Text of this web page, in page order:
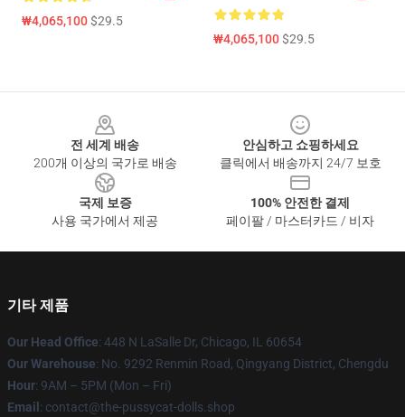
₩4,065,100$29.5
₩4,065,100$29.5
전 세계 배송
200개 이상의 국가로 배송
안심하고 쇼핑하세요
클릭에서 배송까지 24/7 보호
국제 보증
사용 국가에서 제공
100% 안전한 결제
페이팔 / 마스터카드 / 비자
기타 제품
Our Head Office: 448 N LaSalle Dr, Chicago, IL 60654
Our Warehouse: No. 9292 Renmin Road, Qingyang District, Chengdu
Hour: 9AM – 5PM (Mon – Fri)
Email : contact@the-pussycat-dolls.shop